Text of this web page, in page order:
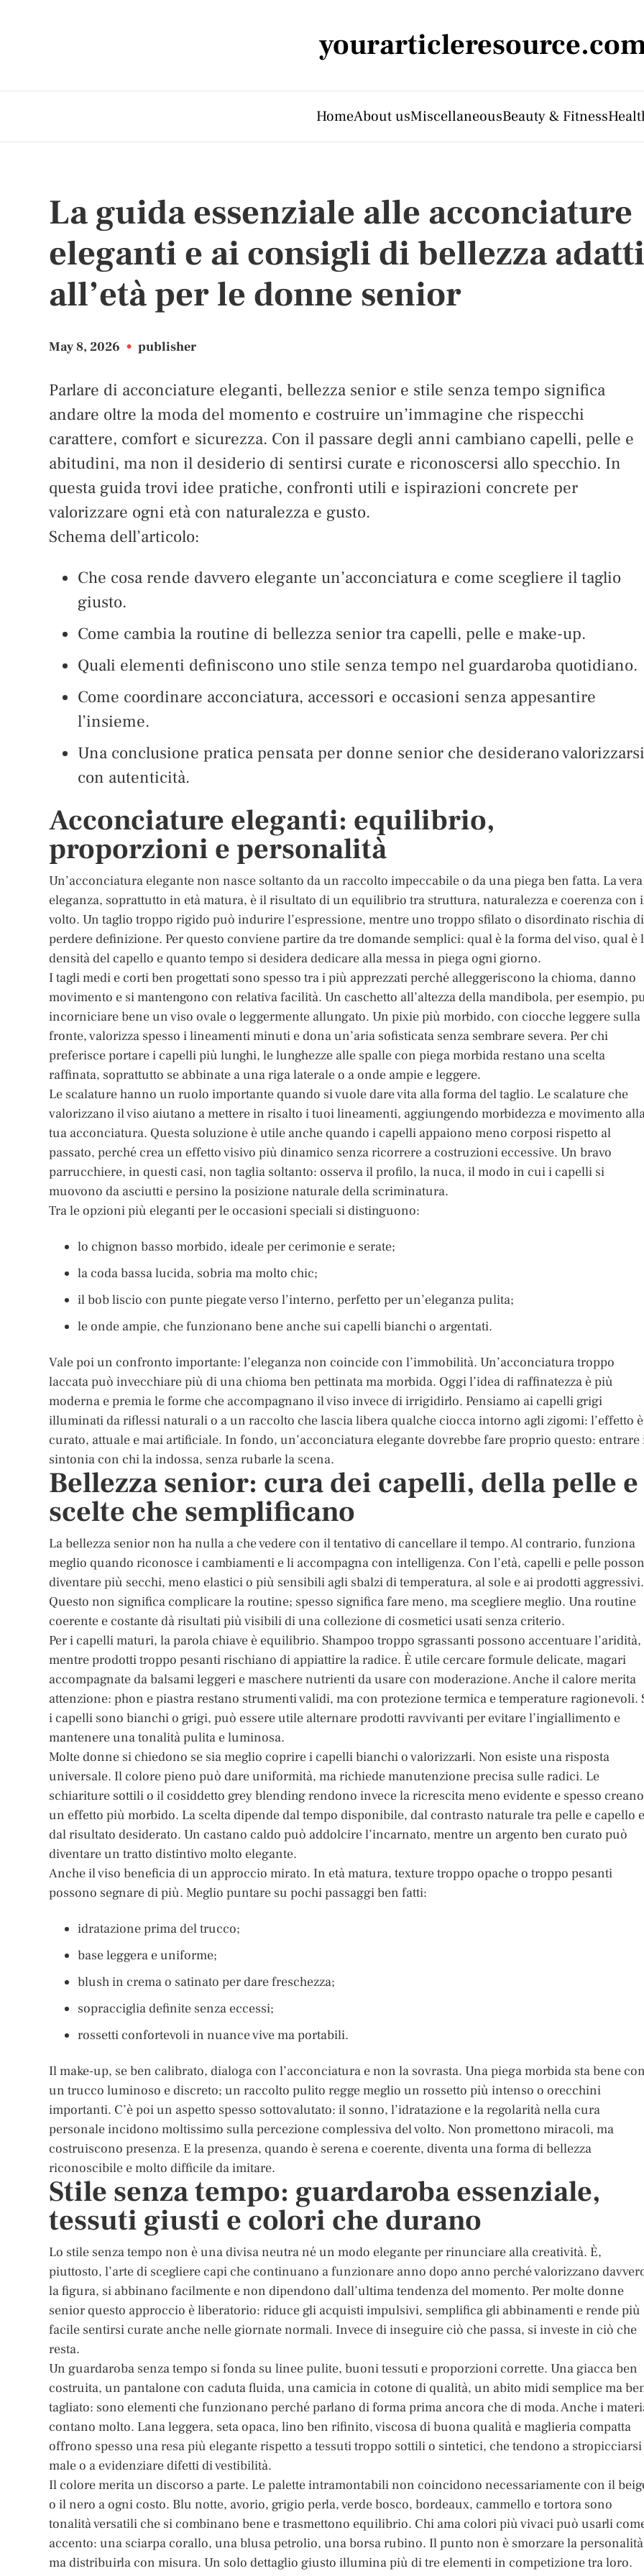
HomeAbout usMiscellaneousBeauty & Fitness
La guida essenziale alle acconciature
eleganti e ai consigli di bellezza adatti
all’età per le donne senior
May 8, 2026 • publisher
Parlare di acconciature eleganti, bellezza senior e stile senza tempo significa
andare oltre la moda del momento e costruire un’immagine che rispecchi
carattere, comfort e sicurezza. Con il passare degli anni cambiano capelli, pelle e
abitudini, ma non il desiderio di sentirsi curate e riconoscersi allo specchio. In
questa guida trovi idee pratiche, confronti utili e ispirazioni concrete per
valorizzare ogni età con naturalezza e gusto.
Schema dell’articolo:
Che cosa rende davvero elegante un’acconciatura e come scegliere il taglio
giusto.
Come cambia la routine di bellezza senior tra capelli, pelle e make-up.
Quali elementi definiscono uno stile senza tempo nel guardaroba quotidiano.
Come coordinare acconciatura, accessori e occasioni senza appesantire
l’insieme.
Una conclusione pratica pensata per donne senior che desiderano valorizzarsi
con autenticità.
Acconciature eleganti: equilibrio,
proporzioni e personalità
Un’acconciatura elegante non nasce soltanto da un raccolto impeccabile o da una piega ben fatta. La vera
eleganza, soprattutto in età matura, è il risultato di un equilibrio tra struttura, naturalezza e coerenza con
volto. Un taglio troppo rigido può indurire l’espressione, mentre uno troppo sfilato o disordinato rischia di
perdere definizione. Per questo conviene partire da tre domande semplici: qual è la forma del viso, qual è
densità del capello e quanto tempo si desidera dedicare alla messa in piega ogni giorno.
I tagli medi e corti ben progettati sono spesso tra i più apprezzati perché alleggeriscono la chioma, danno
movimento e si mantengono con relativa facilità. Un caschetto all’altezza della mandibola, per esempio,
incorniciare bene un viso ovale o leggermente allungato. Un pixie più morbido, con ciocche leggere sulla
fronte, valorizza spesso i lineamenti minuti e dona un’aria sofisticata senza sembrare severa. Per chi
preferisce portare i capelli più lunghi, le lunghezze alle spalle con piega morbida restano una scelta
raffinata, soprattutto se abbinate a una riga laterale o a onde ampie e leggere.
Le scalature hanno un ruolo importante quando si vuole dare vita alla forma del taglio. Le scalature che
valorizzano il viso aiutano a mettere in risalto i tuoi lineamenti, aggiungendo morbidezza e movimento
tua acconciatura. Questa soluzione è utile anche quando i capelli appaiono meno corposi rispetto al
passato, perché crea un effetto visivo più dinamico senza ricorrere a costruzioni eccessive. Un bravo
parrucchiere, in questi casi, non taglia soltanto: osserva il profilo, la nuca, il modo in cui i capelli si
muovono da asciutti e persino la posizione naturale della scriminatura.
Tra le opzioni più eleganti per le occasioni speciali si distinguono:
lo chignon basso morbido, ideale per cerimonie e serate;
la coda bassa lucida, sobria ma molto chic;
il bob liscio con punte piegate verso l’interno, perfetto per un’eleganza pulita;
le onde ampie, che funzionano bene anche sui capelli bianchi o argentati.
Vale poi un confronto importante: l’eleganza non coincide con l’immobilità. Un’acconciatura troppo
laccata può invecchiare più di una chioma ben pettinata ma morbida. Oggi l’idea di raffinatezza è più
moderna e premia le forme che accompagnano il viso invece di irrigidirlo. Pensiamo ai capelli grigi
illuminati da riflessi naturali o a un raccolto che lascia libera qualche ciocca intorno agli zigomi: l’effetto è
curato, attuale e mai artificiale. In fondo, un’acconciatura elegante dovrebbe fare proprio questo: entrare
sintonia con chi la indossa, senza rubarle la scena.
Bellezza senior: cura dei capelli, della pelle e
scelte che semplificano
La bellezza senior non ha nulla a che vedere con il tentativo di cancellare il tempo. Al contrario, funziona
meglio quando riconosce i cambiamenti e li accompagna con intelligenza. Con l’età, capelli e pelle
diventare più secchi, meno elastici o più sensibili agli sbalzi di temperatura, al sole e ai prodotti aggressivi.
Questo non significa complicare la routine; spesso significa fare meno, ma scegliere meglio. Una routine
coerente e costante dà risultati più visibili di una collezione di cosmetici usati senza criterio.
Per i capelli maturi, la parola chiave è equilibrio. Shampoo troppo sgrassanti possono accentuare l’aridità,
mentre prodotti troppo pesanti rischiano di appiattire la radice. È utile cercare formule delicate, magari
accompagnate da balsami leggeri e maschere nutrienti da usare con moderazione. Anche il calore merita
attenzione: phon e piastra restano strumenti validi, ma con protezione termica e temperature ragionevoli.
i capelli sono bianchi o grigi, può essere utile alternare prodotti ravvivanti per evitare l’ingiallimento e
mantenere una tonalità pulita e luminosa.
Molte donne si chiedono se sia meglio coprire i capelli bianchi o valorizzarli. Non esiste una risposta
universale. Il colore pieno può dare uniformità, ma richiede manutenzione precisa sulle radici. Le
schiariture sottili o il cosiddetto grey blending rendono invece la ricrescita meno evidente e spesso creano
un effetto più morbido. La scelta dipende dal tempo disponibile, dal contrasto naturale tra pelle e capello e
dal risultato desiderato. Un castano caldo può addolcire l’incarnato, mentre un argento ben curato può
diventare un tratto distintivo molto elegante.
Anche il viso beneficia di un approccio mirato. In età matura, texture troppo opache o troppo pesanti
possono segnare di più. Meglio puntare su pochi passaggi ben fatti:
idratazione prima del trucco;
base leggera e uniforme;
blush in crema o satinato per dare freschezza;
sopracciglia definite senza eccessi;
rossetti confortevoli in nuance vive ma portabili.
Il make-up, se ben calibrato, dialoga con l’acconciatura e non la sovrasta. Una piega morbida sta bene
un trucco luminoso e discreto; un raccolto pulito regge meglio un rossetto più intenso o orecchini
importanti. C’è poi un aspetto spesso sottovalutato: il sonno, l’idratazione e la regolarità nella cura
personale incidono moltissimo sulla percezione complessiva del volto. Non promettono miracoli, ma
costruiscono presenza. E la presenza, quando è serena e coerente, diventa una forma di bellezza
riconoscibile e molto difficile da imitare.
Stile senza tempo: guardaroba essenziale,
tessuti giusti e colori che durano
Lo stile senza tempo non è una divisa neutra né un modo elegante per rinunciare alla creatività. È,
piuttosto, l’arte di scegliere capi che continuano a funzionare anno dopo anno perché valorizzano
la figura, si abbinano facilmente e non dipendono dall’ultima tendenza del momento. Per molte donne
senior questo approccio è liberatorio: riduce gli acquisti impulsivi, semplifica gli abbinamenti e rende più
facile sentirsi curate anche nelle giornate normali. Invece di inseguire ciò che passa, si investe in ciò che
resta.
Un guardaroba senza tempo si fonda su linee pulite, buoni tessuti e proporzioni corrette. Una giacca ben
costruita, un pantalone con caduta fluida, una camicia in cotone di qualità, un abito midi semplice ma
tagliato: sono elementi che funzionano perché parlano di forma prima ancora che di moda. Anche i
contano molto. Lana leggera, seta opaca, lino ben rifinito, viscosa di buona qualità e maglieria compatta
offrono spesso una resa più elegante rispetto a tessuti troppo sottili o sintetici, che tendono a stropicciarsi
male o a evidenziare difetti di vestibilità.
Il colore merita un discorso a parte. Le palette intramontabili non coincidono necessariamente con il
o il nero a ogni costo. Blu notte, avorio, grigio perla, verde bosco, bordeaux, cammello e tortora sono
tonalità versatili che si combinano bene e trasmettono equilibrio. Chi ama colori più vivaci può usarli
accento: una sciarpa corallo, una blusa petrolio, una borsa rubino. Il punto non è smorzare la
ma distribuirla con misura. Un solo dettaglio giusto illumina più di tre elementi in competizione tra loro.